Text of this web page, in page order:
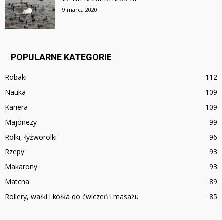
9 marca 2020
POPULARNE KATEGORIE
Robaki
112
Nauka
109
Kariera
109
Majonezy
99
Rolki, łyżworolki
96
Rzepy
93
Makarony
93
Matcha
89
Rollery, wałki i kółka do ćwiczeń i masażu
85